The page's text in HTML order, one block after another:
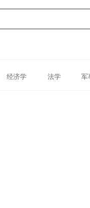
经济学 法学 军